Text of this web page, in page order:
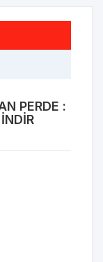
PERDE :